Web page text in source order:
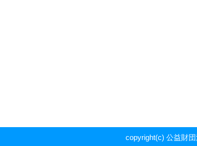
copyright(c) 公益財